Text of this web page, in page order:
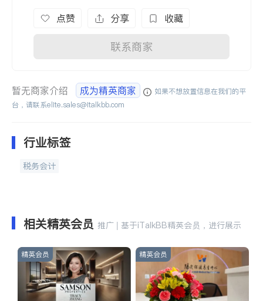
点赞 分享 收藏
联系商家
暂无商家介绍 成为精英商家
如果不想放置信息在我们的平
台，请联系elite.sales@italkbb.com
行业标签
税务会计
相关精英会员 推广 | 基于iTalkBB精英会员，进行展示
精英会员 精英会员